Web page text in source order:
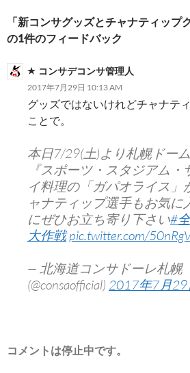
ョ
ン
「新コンサグッズとチャナティップ
の1件のフィードバック
コンサデコンサ管理人
2017年7月29日 10:13 AM
グッズではないけれどチャナテ
ことで。
本日7/29(土)より札幌ドー
『スポーツ・スタジアム
イ料理の「ガパオライス」
ャナティップ選手もお気に
にぜひお立ち寄り下さい#
大作戦 pic.twitter.com/
— 北海道コンサドーレ札幌
(@consaofficial) 2017年7月29
コメントは停止中です。